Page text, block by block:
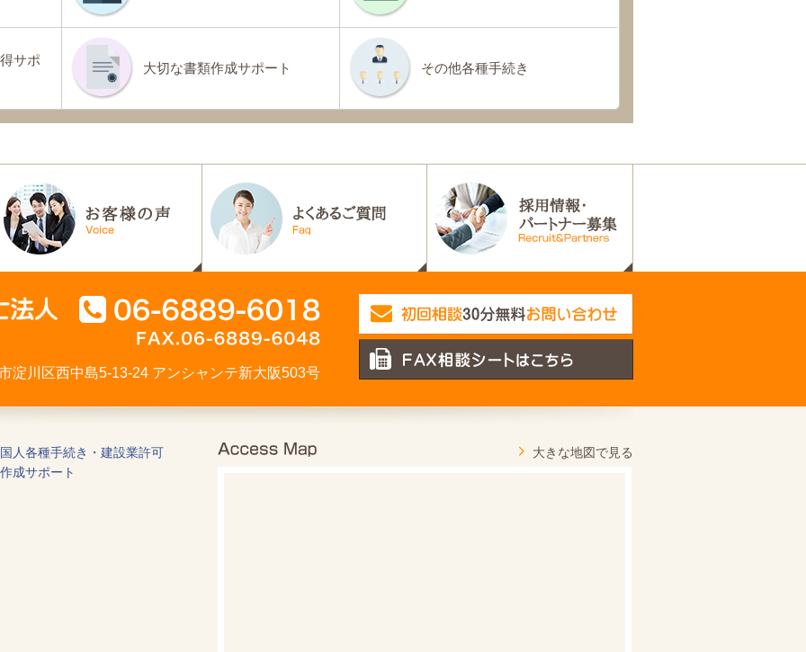
サポ
大切な書類作成サポート その他各種手続き
淀川区西中島5-13-24 アンシャンテ新大阪503号
人各種手続き・建設業許可
成サポート
大きな地図で見る